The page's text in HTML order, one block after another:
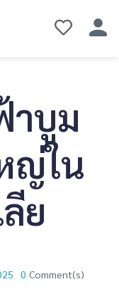
าบูม
ญ่ใน
ย
0 Comment(s)